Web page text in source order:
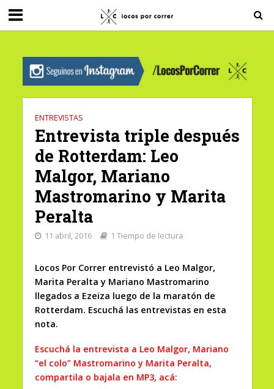
G-0X2PD3RFLV
ENTREVISTAS
Entrevista triple después
de Rotterdam: Leo
Malgor, Mariano
Mastromarino y Marita
Peralta
11 abril, 2016 1 Tiempo de lectura
Locos Por Correr entrevistó a Leo Malgor,
Marita Peralta y Mariano Mastromarino
llegados a Ezeiza luego de la maratón de
Rotterdam. Escuchá las entrevistas en esta
nota.
Escuchá la entrevista a Leo Malgor, Mariano
“el colo” Mastromarino y Marita Peralta,
compartila o bajala en MP3, acá: